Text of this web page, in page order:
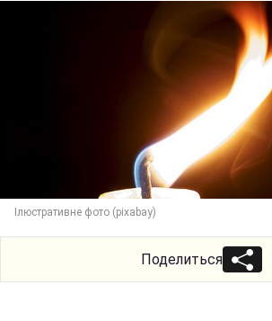
Ілюстративне фото (pixabay)
Поделиться